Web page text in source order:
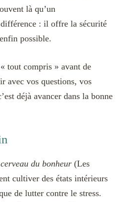
là qu’un
: il offre la sécurité
possible.
tout compris » avant de
avec vos questions, vos
déjà avancer dans la bonne
du bonheur (Les
cultiver des états intérieurs
de lutter contre le stress.